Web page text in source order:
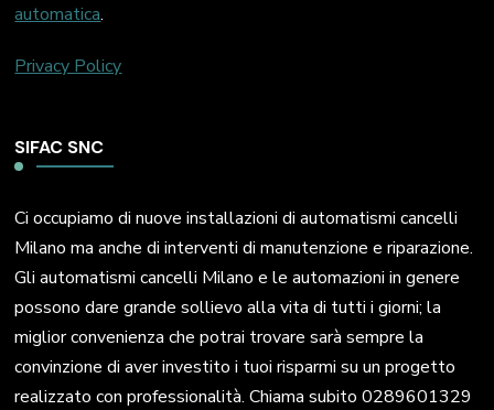
automatica.
Privacy Policy
SIFAC SNC
Ci occupiamo di nuove installazioni di automatismi cancelli
Milano ma anche di interventi di manutenzione e riparazione.
Gli automatismi cancelli Milano e le automazioni in genere
possono dare grande sollievo alla vita di tutti i giorni; la
miglior convenienza che potrai trovare sarà sempre la
convinzione di aver investito i tuoi risparmi su un progetto
realizzato con professionalità. Chiama subito 0289601329